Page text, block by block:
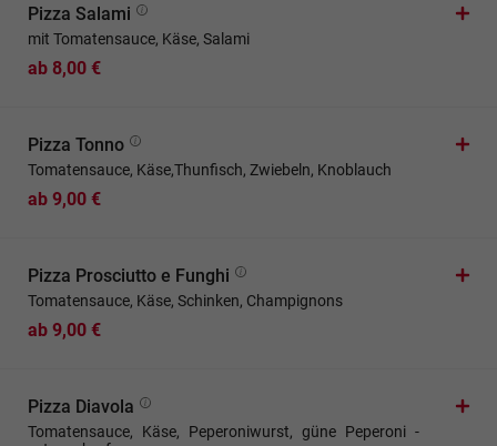
Pizza Salami
mit Tomatensauce, Käse, Salami
ab 8,00 €
Pizza Tonno
Tomatensauce, Käse,Thunfisch, Zwiebeln, Knoblauch
ab 9,00 €
Pizza Prosciutto e Funghi
Tomatensauce, Käse, Schinken, Champignons
ab 9,00 €
Pizza Diavola
Tomatensauce, Käse, Peperoniwurst, güne Peperoni -